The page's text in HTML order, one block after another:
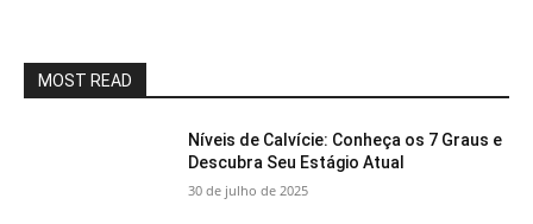
MOST READ
Níveis de Calvície: Conheça os 7 Graus e
Descubra Seu Estágio Atual
30 de julho de 2025